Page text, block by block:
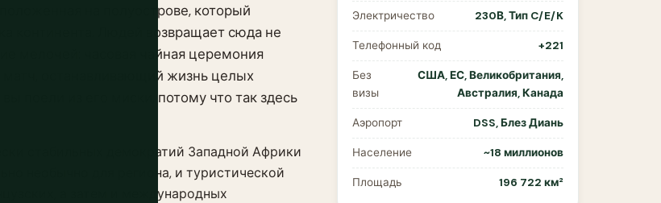
на полуострове, который
континента. Людей возвращает сюда не
мелочей: часовая чайная церемония
матч, останавливающий жизнь целых
поели из его миски, потому что так здесь
стабильных демократий Западной Африки
необычно для региона, и туристической
а затем и международных
Электричество 230В, Тип C/E/K
Телефонный код +221
Без
визы
США, ЕС, Великобритания,
Австралия, Канада
Аэропорт DSS, Блез Диань
Население ~18 миллионов
Площадь 196 722 км²